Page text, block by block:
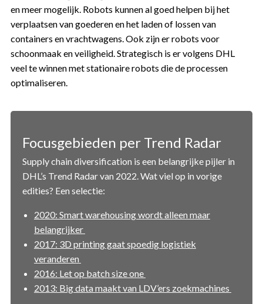
en meer mogelijk. Robots kunnen al goed helpen bij het
verplaatsen van goederen en het laden of lossen van
containers en vrachtwagens. Ook zijn er robots voor
schoonmaak en veiligheid. Strategisch is er volgens DHL
veel te winnen met stationaire robots die de processen
optimaliseren.
Focusgebieden per Trend Radar
Supply chain diversification is een belangrijke pijler in
DHL’s Trend Radar van 2022. Wat viel op in vorige
edities? Een selectie:
2020: Smart warehousing wordt alleen maar
belangrijker
2017: 3D printing gaat spoedig logistiek
veranderen
2016: Let op batch size one
2013: Big data maakt van LDV’ers zoekmachines